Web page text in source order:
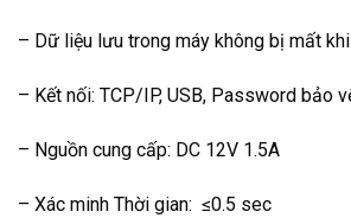
– Dữ liệu lưu trong máy không bị mất
– Kết nối: TCP/IP, USB, Password bảo
– Nguồn cung cấp: DC 12V 1.5A
– Xác minh Thời gian: ≤0.5 sec